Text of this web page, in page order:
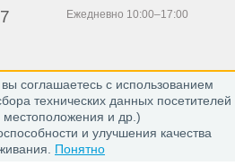
соглашаетесь с использованием
технических данных посетителей
местоположения и др.)
и улучшения качества
Понятно
Ежедневно 10:00–17:00
Каталог